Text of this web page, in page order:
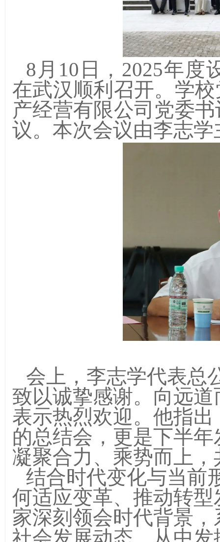
8月10日，2025年度
在武汉顺利召开。学
产经营有限公司党委
议。本次会议由李志学
会上，李志学代表总
致以诚挚感谢。向远
表示热烈欢迎。他指
的总结会，更是下半
凝聚合力、乘势而上
结合时代变化与当前
何适应变革、推动转
家深刻领会时代背景